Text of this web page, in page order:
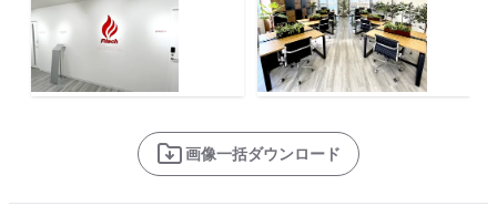
画像一括ダウンロード